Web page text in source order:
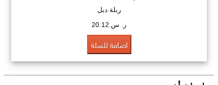
ربلة دبل
ر. س.20.12
اضافة للسلة